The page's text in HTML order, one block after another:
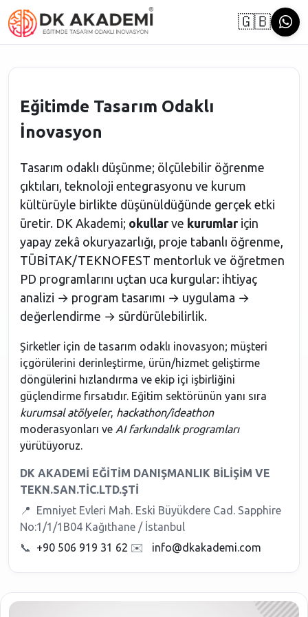
🇬🇧
Eğitimde Tasarım Odaklı
İnovasyon
Tasarım odaklı düşünme; ölçülebilir öğrenme
çıktıları, teknoloji entegrasyonu ve kurum
kültürüyle birlikte düşünüldüğünde gerçek etki
üretir. DK Akademi; okullar ve kurumlar için
yapay zekâ okuryazarlığı, proje tabanlı öğrenme,
TÜBİTAK/TEKNOFEST mentorluk ve öğretmen
PD programlarını uçtan uca kurgular: ihtiyaç
analizi → program tasarımı → uygulama →
değerlendirme → sürdürülebilirlik.
Şirketler için de tasarım odaklı inovasyon; müşteri
içgörülerini derinleştirme, ürün/hizmet geliştirme
döngülerini hızlandırma ve ekip içi işbirliğini
güçlendirme fırsatıdır. Eğitim sektörünün yanı sıra
kurumsal atölyeler, hackathon/ideathon
moderasyonları ve AI farkındalık programları
yürütüyoruz.
DK AKADEMİ EĞİTİM DANIŞMANLIK BİLİŞİM VE
TEKN.SAN.TİC.LTD.ŞTİ
📍
Emniyet Evleri Mah. Eski Büyükdere Cad. Sapphire
No:1/1/1B04 Kağıthane / İstanbul
📞
+90 506 919 31 62 ✉️ info@dkakademi.com